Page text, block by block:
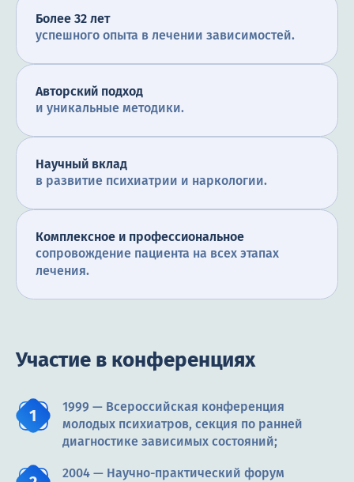
Более 32 лет
успешного опыта в лечении зависимостей.
Авторский подход
и уникальные методики.
Научный вклад
в развитие психиатрии и наркологии.
Комплексное и профессиональное
сопровождение пациента на всех этапах
лечения.
Участие в конференциях
1999 — Всероссийская конференция
молодых психиатров, секция по ранней
диагностике зависимых состояний;
2004 — Научно-практический форум